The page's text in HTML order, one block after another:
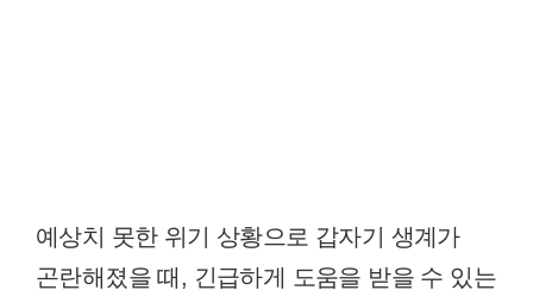
예상치 못한 위기 상황으로 갑자기 생계가
곤란해졌을 때, 긴급하게 도움을 받을 수 있는